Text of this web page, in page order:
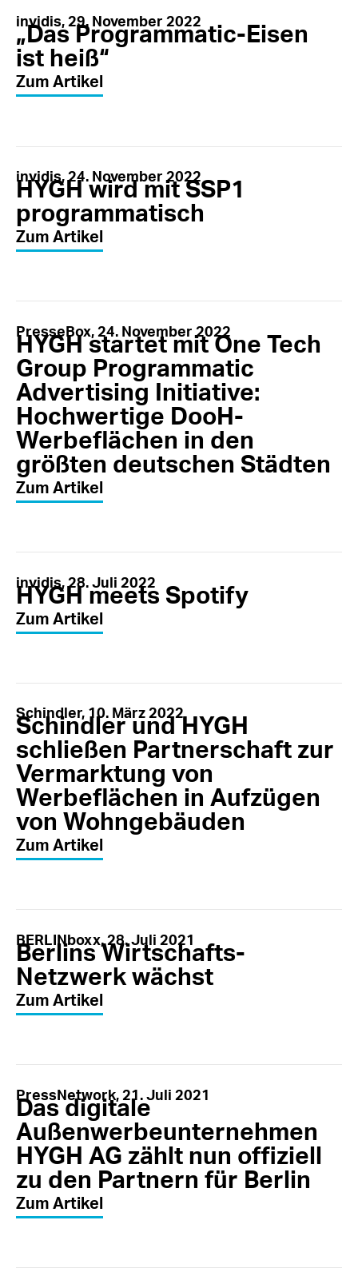
invidis, 29. November 2022
„Das Programmatic-Eisen
ist heiß“
Zum Artikel
invidis, 24. November 2022
HYGH wird mit SSP1
programmatisch
Zum Artikel
PresseBox, 24. November 2022
HYGH startet mit One Tech
Group Programmatic
Advertising Initiative:
Hochwertige DooH-
Werbeflächen in den
größten deutschen Städten
Zum Artikel
invidis, 28. Juli 2022
HYGH meets Spotify
Zum Artikel
Schindler, 10. März 2022
Schindler und HYGH
schließen Partnerschaft zur
Vermarktung von
Werbeflächen in Aufzügen
von Wohngebäuden
Zum Artikel
BERLINboxx, 28. Juli 2021
Berlins Wirtschafts-
Netzwerk wächst
Zum Artikel
PressNetwork, 21. Juli 2021
Das digitale
Außenwerbeunternehmen
HYGH AG zählt nun offiziell
zu den Partnern für Berlin
Zum Artikel